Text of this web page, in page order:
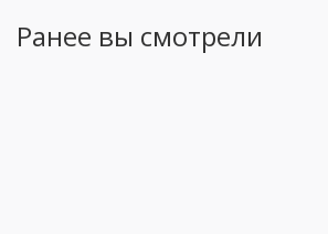
Ранее вы смотрели